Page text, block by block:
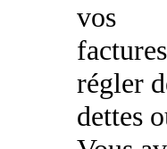
vos
régler
dettes